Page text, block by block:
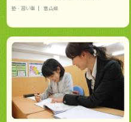
塾・習い事 富山県